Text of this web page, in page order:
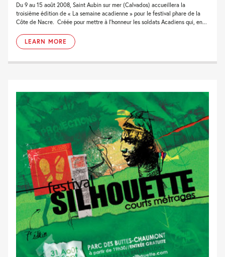
Du 9 au 15 août 2008, Saint Aubin sur mer (Calvados) accueillera la
troisième édition de « La semaine acadienne » pour le festival phare de la
Côte de Nacre. Créée pour mettre à l’honneur les soldats Acadiens qui, en...
LEARN MORE